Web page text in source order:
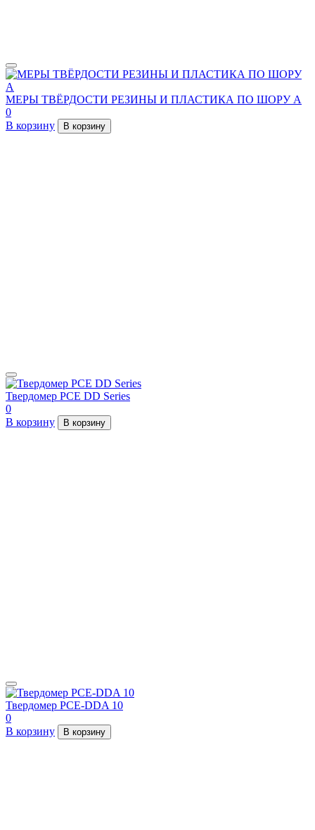
МЕРЫ ТВЁРДОСТИ РЕЗИНЫ И ПЛАСТИКА ПО ШОРУ A
0
В корзину
В корзину
Твердомер PCE DD Series
0
В корзину
В корзину
Твердомер PCE-DDA 10
0
В корзину
В корзину